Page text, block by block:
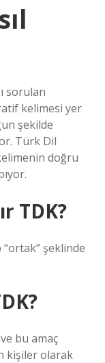
sorulan
kelimesi yer
şekilde
Türk Dil
doğru
TDK?
şeklinde
bu amaç
kişiler olarak